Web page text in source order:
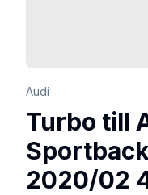
Audi
Turbo till
2020/02